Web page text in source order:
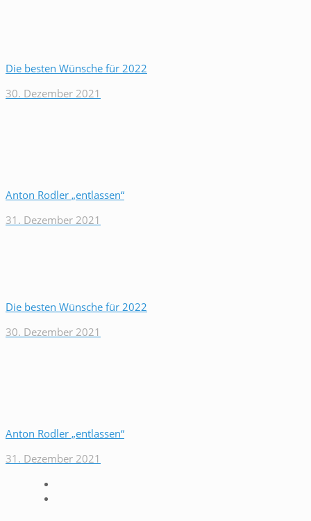
Die besten Wünsche für 2022
30. Dezember 2021
Anton Rodler „entlassen“
31. Dezember 2021
Die besten Wünsche für 2022
30. Dezember 2021
Anton Rodler „entlassen“
31. Dezember 2021